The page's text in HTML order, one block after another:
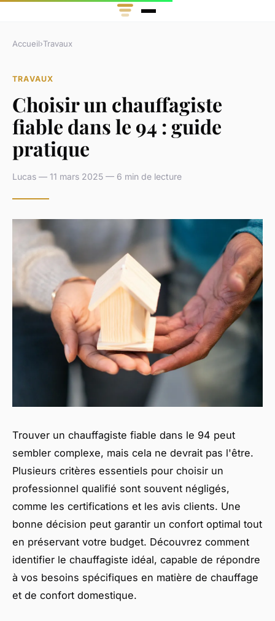
Accueil›Travaux
TRAVAUX
Choisir un chauffagiste
fiable dans le 94 : guide
pratique
Lucas — 11 mars 2025 — 6 min de lecture
Trouver un chauffagiste fiable dans le 94 peut
sembler complexe, mais cela ne devrait pas l'être.
Plusieurs critères essentiels pour choisir un
professionnel qualifié sont souvent négligés,
comme les certifications et les avis clients. Une
bonne décision peut garantir un confort optimal tout
en préservant votre budget. Découvrez comment
identifier le chauffagiste idéal, capable de répondre
à vos besoins spécifiques en matière de chauffage
et de confort domestique.